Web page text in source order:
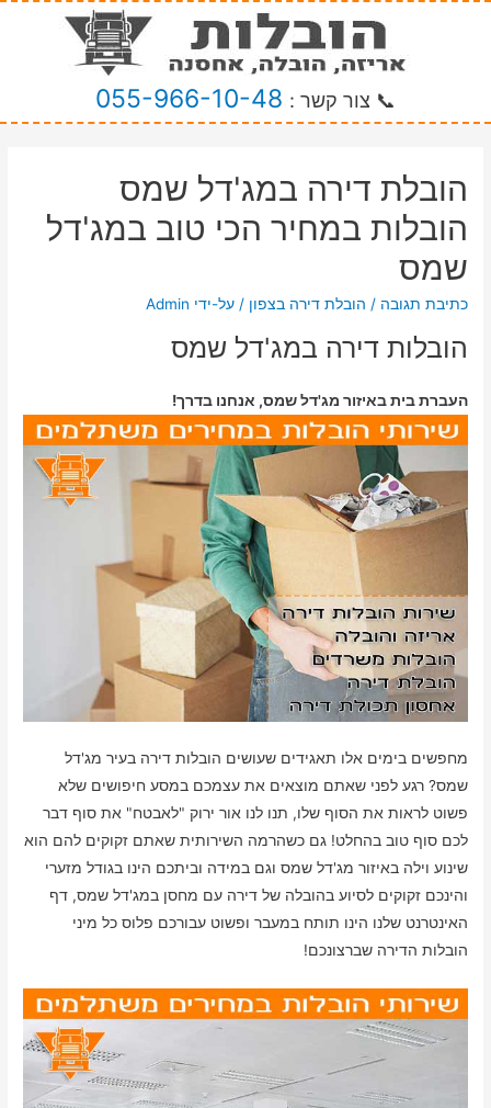
📞 צור קשר : 055-966-10-48
הובלת דירה במג'דל שמס
הובלות במחיר הכי טוב במג'דל
שמס
כתיבת תגובה / הובלת דירה בצפון / על-ידי Admin
הובלות דירה במג'דל שמס
העברת בית באיזור מג'דל שמס, אנחנו בדרך!
מחפשים בימים אלו תאגידים שעושים הובלות דירה בעיר מג'דל
שמס? רגע לפני שאתם מוצאים את עצמכם במסע חיפושים שלא
פשוט לראות את הסוף שלו, תנו לנו אור ירוק "לאבטח" את סוף דבר
לכם סוף טוב בהחלט! גם כשהרמה השירותית שאתם זקוקים להם הוא
שינוע וילה באיזור מג'דל שמס וגם במידה וביתכם הינו בגודל מזערי
והינכם זקוקים לסיוע בהובלה של דירה עם מחסן במג'דל שמס, דף
האינטרנט שלנו הינו תותח במעבר ופשוט עבורכם פלוס כל מיני
הובלות הדירה שברצונכם!